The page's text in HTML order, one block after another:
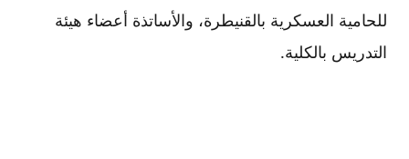
للحامية العسكرية بالقنيطرة، والأساتذة أعضاء هيئة
التدريس بالكلية.